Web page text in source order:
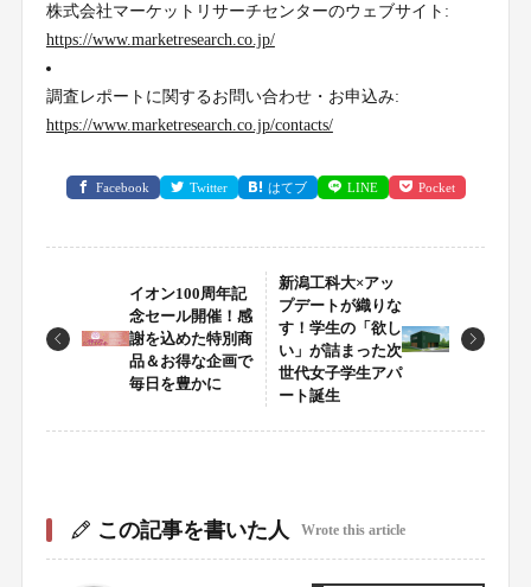
株式会社マーケットリサーチセンターのウェブサイト:
https://www.marketresearch.co.jp/
調査レポートに関するお問い合わせ・お申込み:
https://www.marketresearch.co.jp/contacts/
Facebook Twitter はてブ LINE Pocket
イオン100周年記
念セール開催！感
謝を込めた特別商
品＆お得な企画で
毎日を豊かに
新潟工科大×アッ
プデートが織りな
す！学生の「欲し
い」が詰まった次
世代女子学生アパ
ート誕生
この記事を書いた人 Wrote this article